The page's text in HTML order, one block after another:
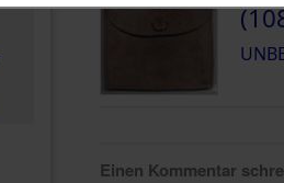
Einen Kommentar